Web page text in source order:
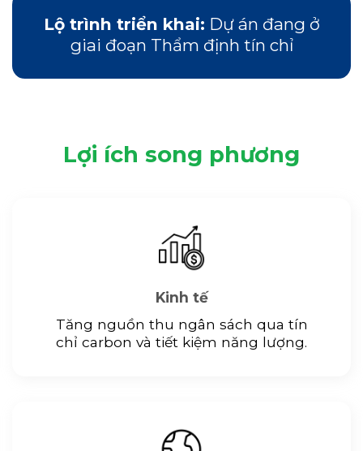
Lộ trình triển khai: Dự án đang ở
giai đoạn Thẩm định tín chỉ
Lợi ích song phương
Kinh tế
Tăng nguồn thu ngân sách qua tín
chỉ carbon và tiết kiệm năng lượng.